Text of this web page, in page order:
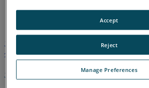
英語
この記事は翻訳されていません。英語版を
クしてください。
このページのトップへ
Manage Preferences
Reject
Accept